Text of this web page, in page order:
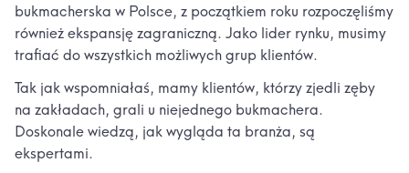
bukmacherska w Polsce, z początkiem roku rozpoczęliśmy
również ekspansję zagraniczną. Jako lider rynku, musimy
trafiać do wszystkich możliwych grup klientów.
Tak jak wspomniałaś, mamy klientów, którzy zjedli zęby
na zakładach, grali u niejednego bukmachera.
Doskonale wiedzą, jak wygląda ta branża, są
ekspertami.